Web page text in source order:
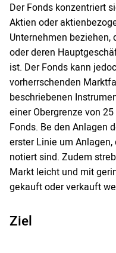
Der Fonds konzentriert
Aktien oder
Unternehmen beziehen,
oder deren
ist. Der Fonds kann
vorherrschenden
beschriebenen
einer Obergrenze von
Fonds. Be den Anlagen
erster Linie um
notiert sind. Zudem
Markt leicht und mit
gekauft oder verkauft
Ziel